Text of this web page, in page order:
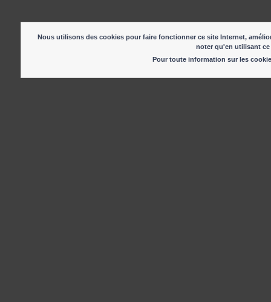
Nous utilisons des cookies pour faire fonctionner ce site Internet,
noter qu'en utilisant
Pour toute information sur les